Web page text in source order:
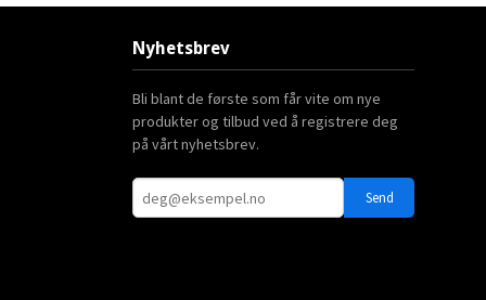
Nyhetsbrev
Bli blant de første som får vite om nye
produkter og tilbud ved å registrere deg
på vårt nyhetsbrev.